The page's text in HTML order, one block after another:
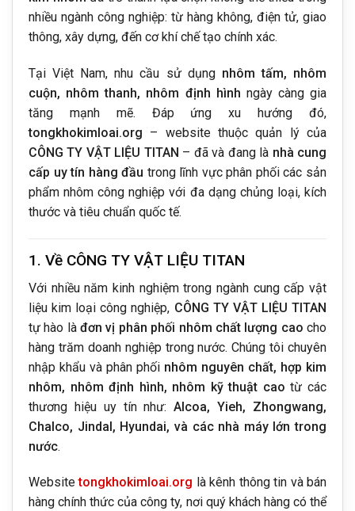
nhiều ngành công nghiệp: từ hàng không, điện tử, giao
thông, xây dựng, đến cơ khí chế tạo chính xác.
Tại Việt Nam, nhu cầu sử dụng nhôm tấm, nhôm
cuộn, nhôm thanh, nhôm định hình ngày càng gia
tăng mạnh mẽ. Đáp ứng xu hướng đó,
tongkhokimloai.org – website thuộc quản lý của
CÔNG TY VẬT LIỆU TITAN – đã và đang là nhà cung
cấp uy tín hàng đầu trong lĩnh vực phân phối các sản
phẩm nhôm công nghiệp với đa dạng chủng loại, kích
thước và tiêu chuẩn quốc tế.
1. Về CÔNG TY VẬT LIỆU TITAN
Với nhiều năm kinh nghiệm trong ngành cung cấp vật
liệu kim loại công nghiệp, CÔNG TY VẬT LIỆU TITAN
tự hào làđơn vị phân phối nhôm chất lượng cao cho
hàng trăm doanh nghiệp trong nước. Chúng tôi chuyên
nhập khẩu và phân phối nhôm nguyên chất, hợp kim
nhôm, nhôm định hình, nhôm kỹ thuật cao từ các
thương hiệu uy tín như:Alcoa, Yieh, Zhongwang,
Chalco, Jindal, Hyundai, và các nhà máy lớn trong
nước.
Websitetongkhokimloai.org là kênh thông tin và bán
hàng chính thức của công ty, nơi quý khách hàng có thể